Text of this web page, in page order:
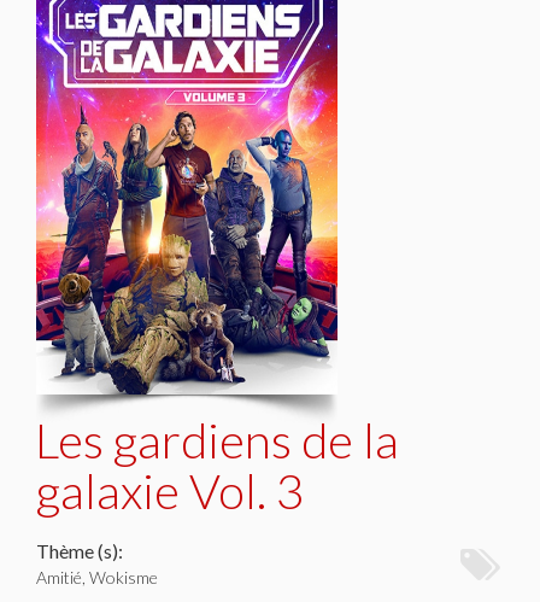
Les gardiens de la
galaxie Vol. 3
Thème (s):
Amitié, Wokisme